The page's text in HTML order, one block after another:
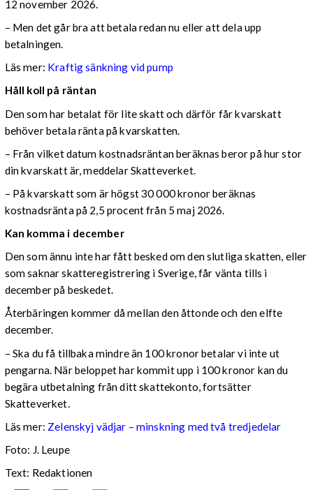
12 november 2026.
– Men det går bra att betala redan nu eller att dela upp
betalningen.
Läs mer: Kraftig sänkning vid pump
Håll koll på räntan
Den som har betalat för lite skatt och därför får kvarskatt
behöver betala ränta på kvarskatten.
– Från vilket datum kostnadsräntan beräknas beror på hur stor
din kvarskatt är, meddelar Skatteverket.
– På kvarskatt som är högst 30 000 kronor beräknas
kostnadsränta på 2,5 procent från 5 maj 2026.
Kan komma i december
Den som ännu inte har fått besked om den slutliga skatten, eller
som saknar skatteregistrering i Sverige, får vänta tills i
december på beskedet.
Återbäringen kommer då mellan den åttonde och den elfte
december.
– Ska du få tillbaka mindre än 100 kronor betalar vi inte ut
pengarna. När beloppet har kommit upp i 100 kronor kan du
begära utbetalning från ditt skattekonto, fortsätter
Skatteverket.
Läs mer: Zelenskyj vädjar – minskning med två tredjedelar
Foto: J. Leupe
Text: Redaktionen